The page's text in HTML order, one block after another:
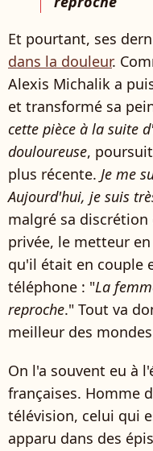
Et pourtant, ses
dans la douleur.
Alexis Michalik a
et transformé sa
cette pièce à la suite
douloureuse,
plus récente. Je me
Aujourd'hui, je suis
malgré sa
privée, le metteur
qu'il était en couple
téléphone : "La
reproche." Tout va
meilleur des
On l'a souvent eu à
françaises. Homme
télévision, celui qui
apparu dans des